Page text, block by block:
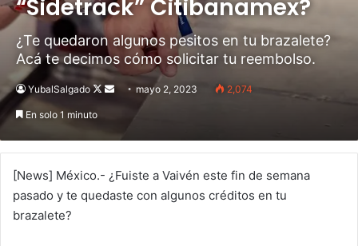
“Sidetrack” Citibanamex?
¿Te quedaron algunos pesitos en tu brazalete?
Acá te decimos cómo solicitar tu reembolso.
YubalSalgado
Follow
Sendmayo 2, 2023 2,074
En solo 1 minuto
[News] México.- ¿Fuiste a Vaivén este fin de semana
pasado y te quedaste con algunos créditos en tu
brazalete?